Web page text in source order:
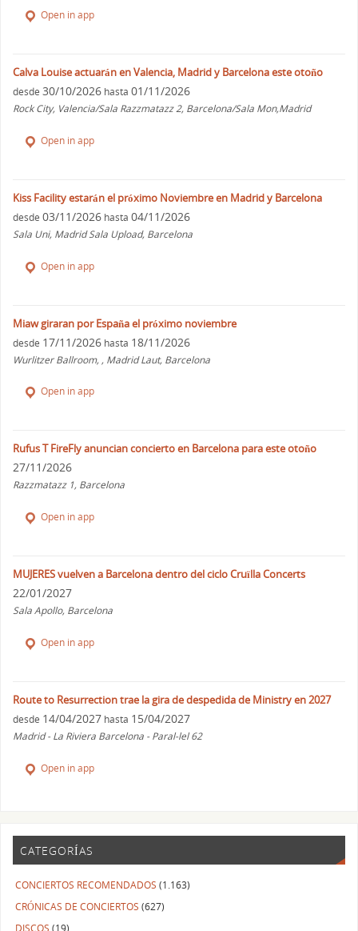
Open in app
Calva Louise actuarán en Valencia, Madrid y Barcelona este otoño
desde 30/10/2026 hasta 01/11/2026
Rock City, Valencia/Sala Razzmatazz 2, Barcelona/Sala Mon,Madrid
Open in app
Kiss Facility estarán el próximo Noviembre en Madrid y Barcelona
desde 03/11/2026 hasta 04/11/2026
Sala Uni, Madrid Sala Upload, Barcelona
Open in app
Miaw giraran por España el próximo noviembre
desde 17/11/2026 hasta 18/11/2026
Wurlitzer Ballroom, , Madrid Laut, Barcelona
Open in app
Rufus T FireFly anuncian concierto en Barcelona para este otoño
27/11/2026
Razzmatazz 1, Barcelona
Open in app
MUJERES vuelven a Barcelona dentro del ciclo Cruïlla Concerts
22/01/2027
Sala Apollo, Barcelona
Open in app
Route to Resurrection trae la gira de despedida de Ministry en 2027
desde 14/04/2027 hasta 15/04/2027
Madrid - La Riviera Barcelona - Paral-lel 62
Open in app
CATEGORÍAS
CONCIERTOS RECOMENDADOS (1.163)
CRÓNICAS DE CONCIERTOS (627)
DISCOS (19)